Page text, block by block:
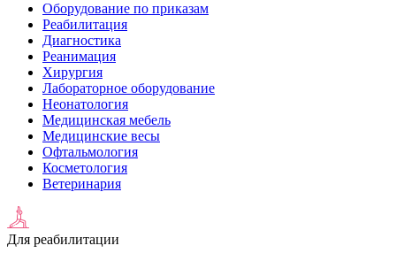
Оборудование по приказам
Реабилитация
Диагностика
Реанимация
Хирургия
Лабораторное оборудование
Неонатология
Медицинская мебель
Медицинские весы
Офтальмология
Косметология
Ветеринария
Для реабилитации